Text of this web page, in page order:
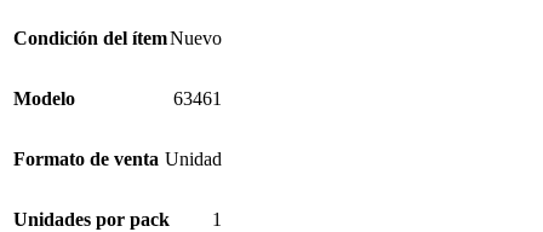
Condición del ítemNuevo
Modelo 63461
Formato de venta Unidad
Unidades por pack 1